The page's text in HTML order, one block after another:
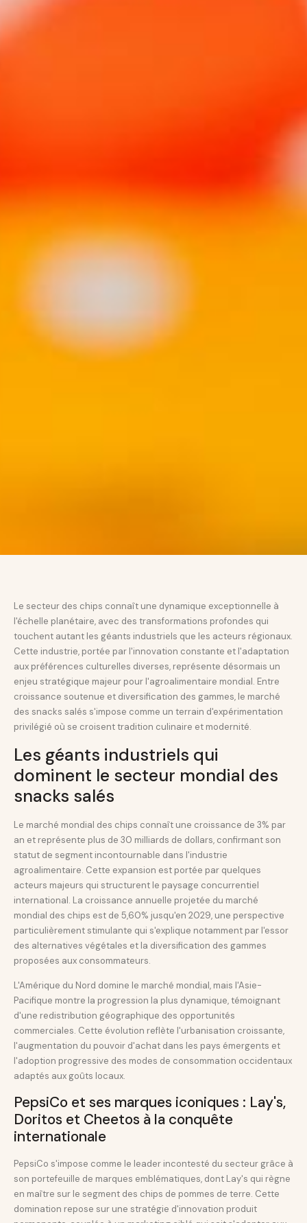
Le secteur des chips connaît une dynamique exceptionnelle à
l'échelle planétaire, avec des transformations profondes qui
touchent autant les géants industriels que les acteurs régionaux.
Cette industrie, portée par l'innovation constante et l'adaptation
aux préférences culturelles diverses, représente désormais un
enjeu stratégique majeur pour l'agroalimentaire mondial. Entre
croissance soutenue et diversification des gammes, le marché
des snacks salés s'impose comme un terrain d'expérimentation
privilégié où se croisent tradition culinaire et modernité.
Les géants industriels qui
dominent le secteur mondial des
snacks salés
Le marché mondial des chips connaît une croissance de 3% par
an et représente plus de 30 milliards de dollars, confirmant son
statut de segment incontournable dans l'industrie
agroalimentaire. Cette expansion est portée par quelques
acteurs majeurs qui structurent le paysage concurrentiel
international. La croissance annuelle projetée du marché
mondial des chips est de 5,60% jusqu'en 2029, une perspective
particulièrement stimulante qui s'explique notamment par l'essor
des alternatives végétales et la diversification des gammes
proposées aux consommateurs.
L'Amérique du Nord domine le marché mondial, mais l'Asie-
Pacifique montre la progression la plus dynamique, témoignant
d'une redistribution géographique des opportunités
commerciales. Cette évolution reflète l'urbanisation croissante,
l'augmentation du pouvoir d'achat dans les pays émergents et
l'adoption progressive des modes de consommation occidentaux
adaptés aux goûts locaux.
PepsiCo et ses marques iconiques : Lay's,
Doritos et Cheetos à la conquête
internationale
PepsiCo s'impose comme le leader incontesté du secteur grâce à
son portefeuille de marques emblématiques, dont Lay's qui règne
en maître sur le segment des chips de pommes de terre. Cette
domination repose sur une stratégie d'innovation produit